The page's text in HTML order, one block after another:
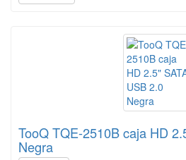
TooQ TQE-2510B caja HD
Negra